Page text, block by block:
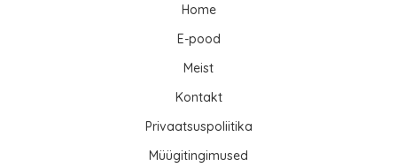
Home
E-pood
Meist
Kontakt
Privaatsuspoliitika
Müügitingimused